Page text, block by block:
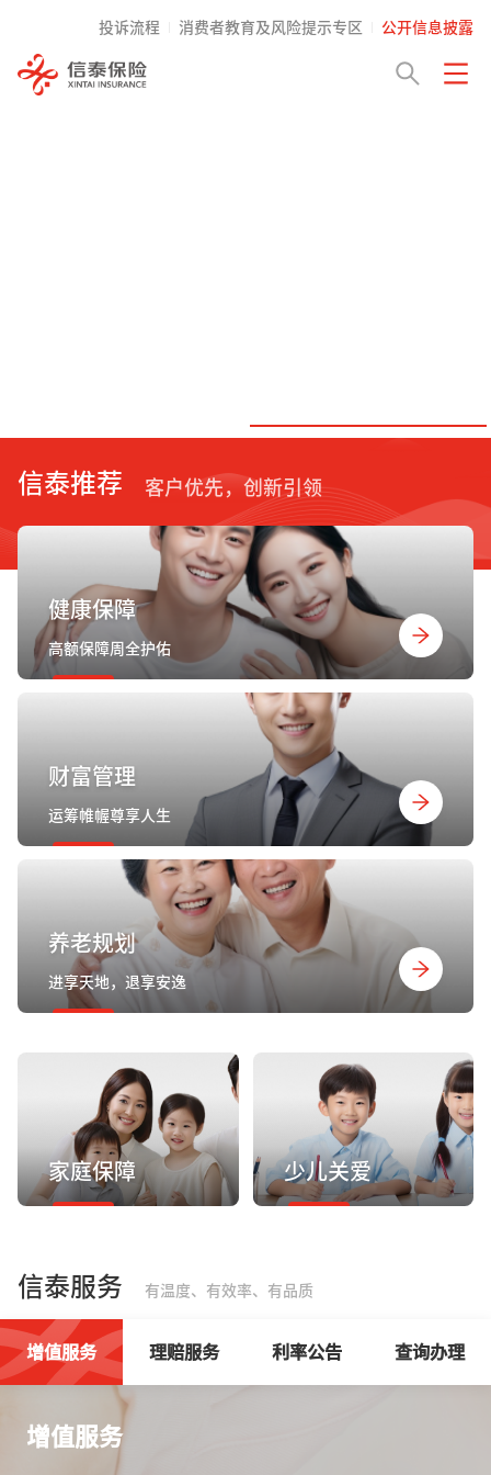
投诉流程 消费者教育及风险提示专区 公开信息披露
信泰推荐 客户优先，创新引领
健康保障
高额保障周全护佑
财富管理
运筹帷幄尊享人生
养老规划
进享天地，退享安逸
家庭保障 少儿关爱
信泰服务 有温度、有效率、有品质
增值服务
增值服务 理赔服务 利率公告 查询办理